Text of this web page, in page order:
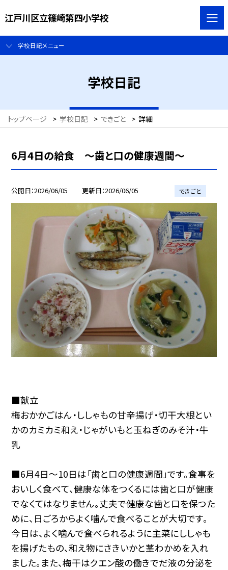
江戸川区立篠崎第四小学校
学校日記メニュー
学校日記
トップページ > 学校日記 > できごと > 詳細
6月4日の給食 ～歯と口の健康週間～
公開日 2026/06/05 更新日 2026/06/05 できごと
■献立
梅おかかごはん・ししゃもの甘辛揚げ・切干大根とい
かのカミカミ和え・じゃがいもと玉ねぎのみそ汁・牛
乳
■6月4日～10日は「歯と口の健康週間」です。食事を
おいしく食べて、健康な体をつくるには歯と口が健康
でなくてはなりません。丈夫で健康な歯と口を保つた
めに、日ごろからよく噛んで食べることが大切です。
今日は、よく噛んで食べられるように主菜にししゃも
を揚げたもの、和え物にさきいかと茎わかめを入れ
ました。また、梅干はクエン酸の働きでだ液の分泌を